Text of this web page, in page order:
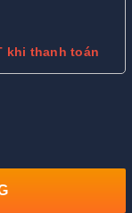
khi thanh toán